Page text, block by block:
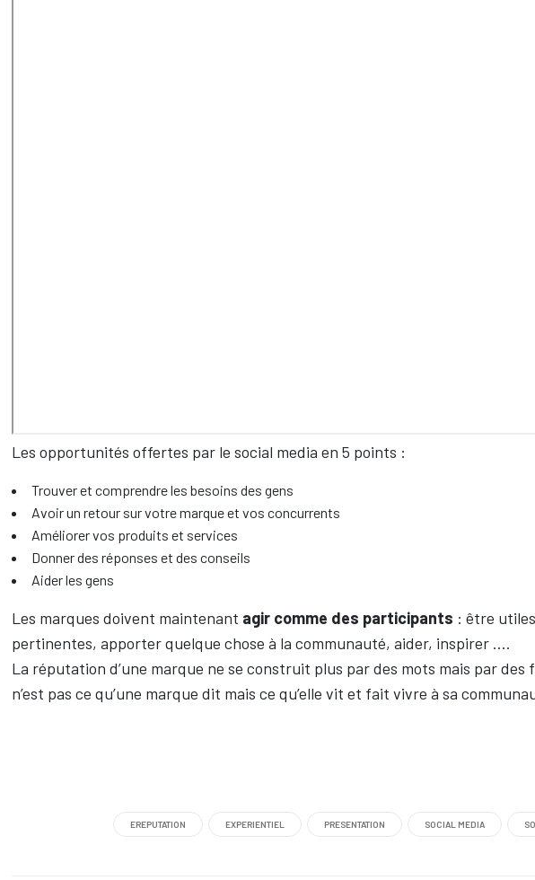
Les opportunités offertes par le social media en 5 points :
Trouver et comprendre les besoins des gens
Avoir un retour sur votre marque et vos concurrents
Améliorer vos produits et services
Donner des réponses et des conseils
Aider les gens
Les marques doivent maintenant agir comme des participants : être
pertinentes, apporter quelque chose à la communauté, aider, inspirer ….
La réputation d’une marque ne se construit plus par des mots mais par des
n’est pas ce qu’une marque dit mais ce qu’elle vit et fait vivre à sa
EREPUTATION EXPERIENTIEL PRESENTATION SOCIAL MEDIA